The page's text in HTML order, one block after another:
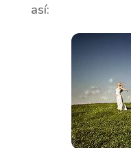
así: